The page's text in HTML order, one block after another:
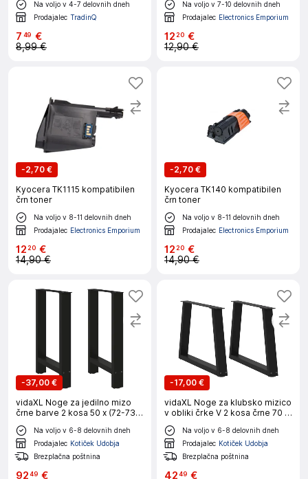
Na voljo v 4-7 delovnih dneh
Prodajalec TradinQ
7 49 €
8,99 €
Na voljo v 7-10 delovnih dneh
Prodajalec Electronics Emporium
12 20 €
12,90 €
-2,70 €
Kyocera TK1115 kompatibilen
črn toner
Na voljo v 8-11 delovnih dneh
Prodajalec Electronics Emporium
12 20 €
14,90 €
-2,70 €
Kyocera TK140 kompatibilen
črn toner
Na voljo v 8-11 delovnih dneh
Prodajalec Electronics Emporium
12 20 €
14,90 €
-37,00 €
vidaXL Noge za jedilno mizo
črne barve 2 kosa 50 x (72-73)
cm jeklo
Na voljo v 6-8 delovnih dneh
Prodajalec Kotiček Udobja
Brezplačna poštnina
9249 €
-17,00 €
vidaXL Noge za klubsko mizico
v obliki črke V 2 kosa črne 70 x
(42-43,3) cm jeklo
Na voljo v 6-8 delovnih dneh
Prodajalec Kotiček Udobja
Brezplačna poštnina
4249 €